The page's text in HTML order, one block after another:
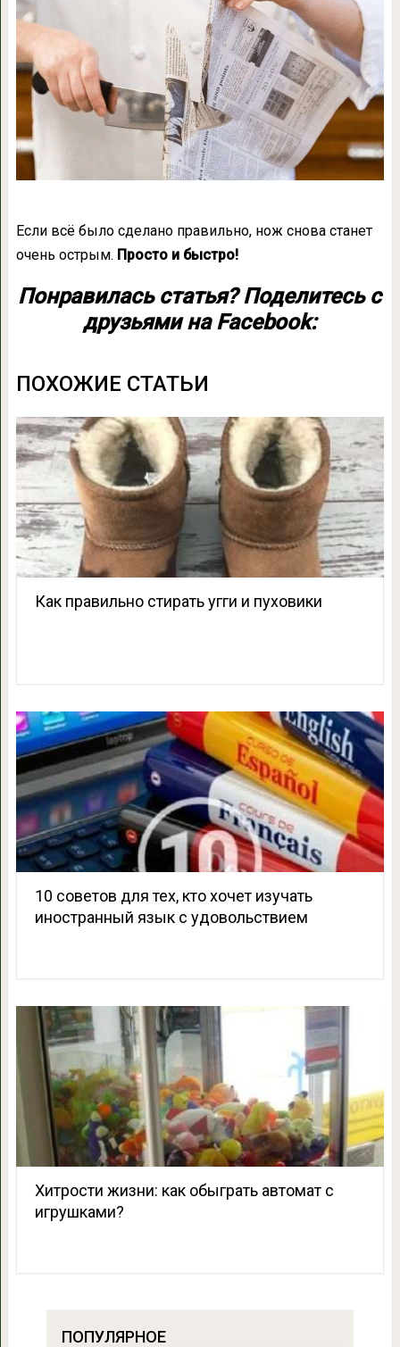
Если всё было сделано правильно, нож снова станет
очень острым. Просто и быстро!
Понравилась статья? Поделитесь с
друзьями на Facebook:
ПОХОЖИЕ СТАТЬИ
Как правильно стирать угги и пуховики
10 советов для тех, кто хочет изучать
иностранный язык с удовольствием
Хитрости жизни: как обыграть автомат с
игрушками?
ПОПУЛЯРНОЕ